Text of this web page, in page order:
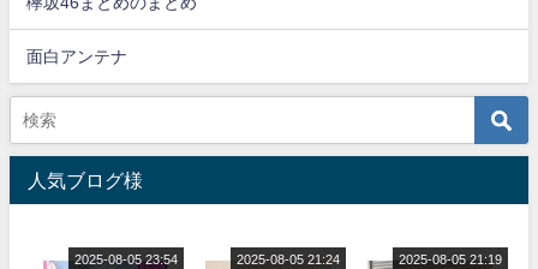
面白アンテナ
人気ブログ様
2025-08-05 23:54 2025-08-05 21:24 2025-08-05 21:19